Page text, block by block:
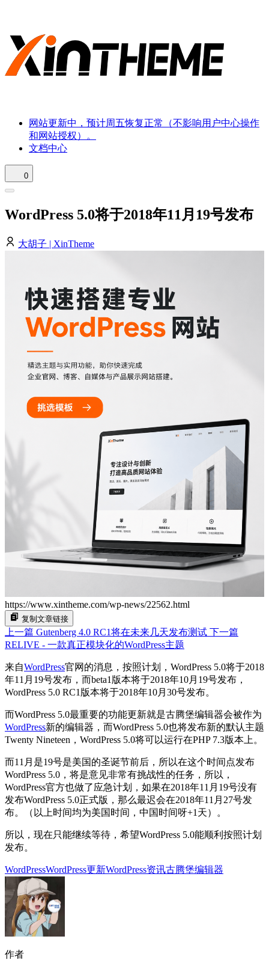
网站更新中，预计周五恢复正常（不影响用户中心操作
和网站授权）。
文档中心
0
WordPress 5.0将于2018年11月19号发布
大胡子 | XinTheme
https://www.xintheme.com/wp-news/22562.html
复制文章链接
上一篇 Gutenberg 4.0 RC1将在未来几天发布测试 下一篇
RELIVE - 一款真正模块化的WordPress主题
来自WordPress官网的消息，按照计划，WordPress 5.0将于2018
年11月19号发布，而beta1版本将于2018年10月19号发布，
WordPress 5.0 RC1版本将于2018年10月30号发布。
而WordPress 5.0最重要的功能更新就是古腾堡编辑器会被作为
WordPress新的编辑器，而WordPress 5.0也将发布新的默认主题
Twenty Nineteen，WordPress 5.0将可以运行在PHP 7.3版本上。
而11月是19号是美国的圣诞节前后，所以在这个时间点发布
WordPress 5.0，将是意见非常有挑战性的任务，所以，
WordPress官方也做了应急计划，如果在2018年11月19号没有
发布WordPress 5.0正式版，那么最迟会在2018年11月27号发
布。（以上时间均为美国时间，中国时间呀+1天）。
所以，现在只能继续等待，希望WordPress 5.0能顺利按照计划
发布。
WordPressWordPress更新WordPress资讯古腾堡编辑器
作者